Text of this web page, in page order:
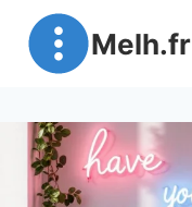
contenu
Melh.fr